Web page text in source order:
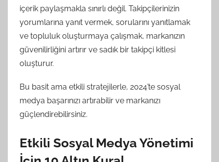
içerik paylaşmakla sınırlı değil. Takipçilerinizin
yorumlarına yanıt vermek, sorularını yanıtlamak
ve topluluk oluşturmaya çalışmak, markanızın
güvenilirliğini artırır ve sadık bir takipçi kitlesi
oluşturur.
Bu basit ama etkili stratejilerle, 2024’te sosyal
medya başarınızı artırabilir ve markanızı
güçlendirebilirsiniz.
Etkili Sosyal Medya Yönetimi